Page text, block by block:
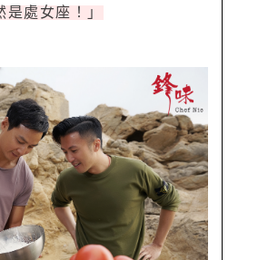
處女座！」